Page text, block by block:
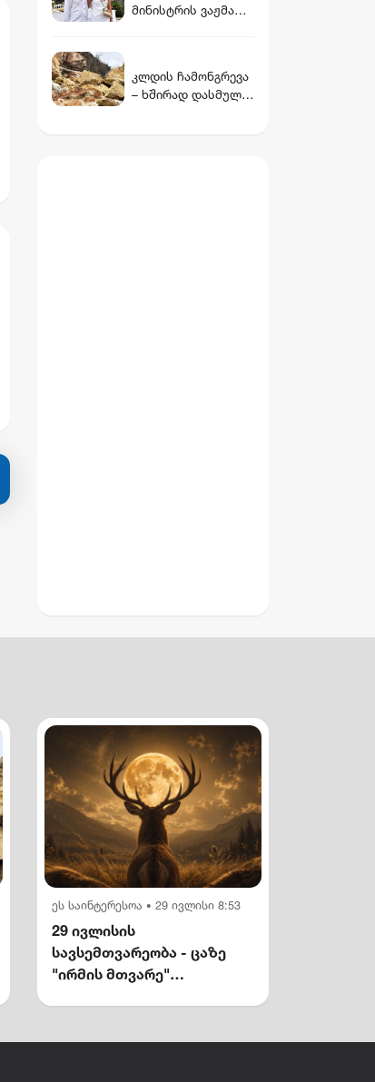
მინისტრის ვაჟმა
რჩეული
კლდის ჩამონგრევა
– ხშირად დასმული
ეს საინტერესოა • 29 ივლისი 8:53
29 ივლისის
სავსემთვარეობა - ცაზე
"ირმის მთვარე"